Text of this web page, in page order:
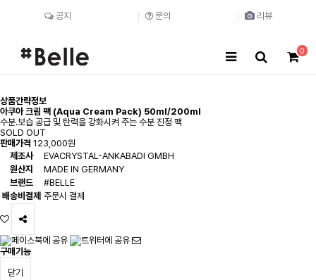
공지 문의 리뷰
0
상품간략정보
아쿠아 크림 팩 (Aqua Cream Pack) 50ml/200ml
수분.보습 공급 및 탄력을 강화시켜 주는 수분 진정 팩
SOLD OUT
판매가격 123,000원
제조사
EVACRYSTAL-ANKABADI GMBH
원산지
MADE IN GERMANY
브랜드
#BELLE
배송비결제 주문시 결제
구매기능
닫기